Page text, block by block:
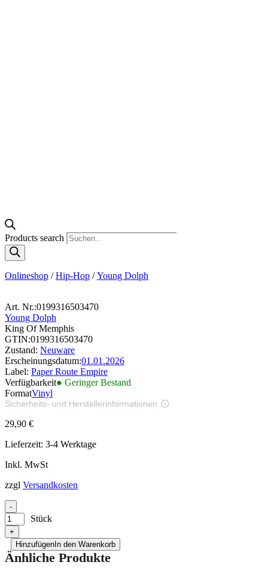
Products search
Onlineshop /Hip-Hop /Young Dolph
Art. Nr.:0199316503470
Young Dolph
King Of Memphis
GTIN:0199316503470
Zustand: Neuware
Erscheinungsdatum:01.01.2026
Label: Paper Route Empire
Verfügbarkeit● Geringer Bestand
FormatVinyl
Sicherheits- und Herstellerinformationen
29,90 €
Lieferzeit: 3-4 Werktage
Inkl. MwSt
zzgl Versandkosten
-
Stück
+
HinzufügenIn den Warenkorb
Änhliche Produkte